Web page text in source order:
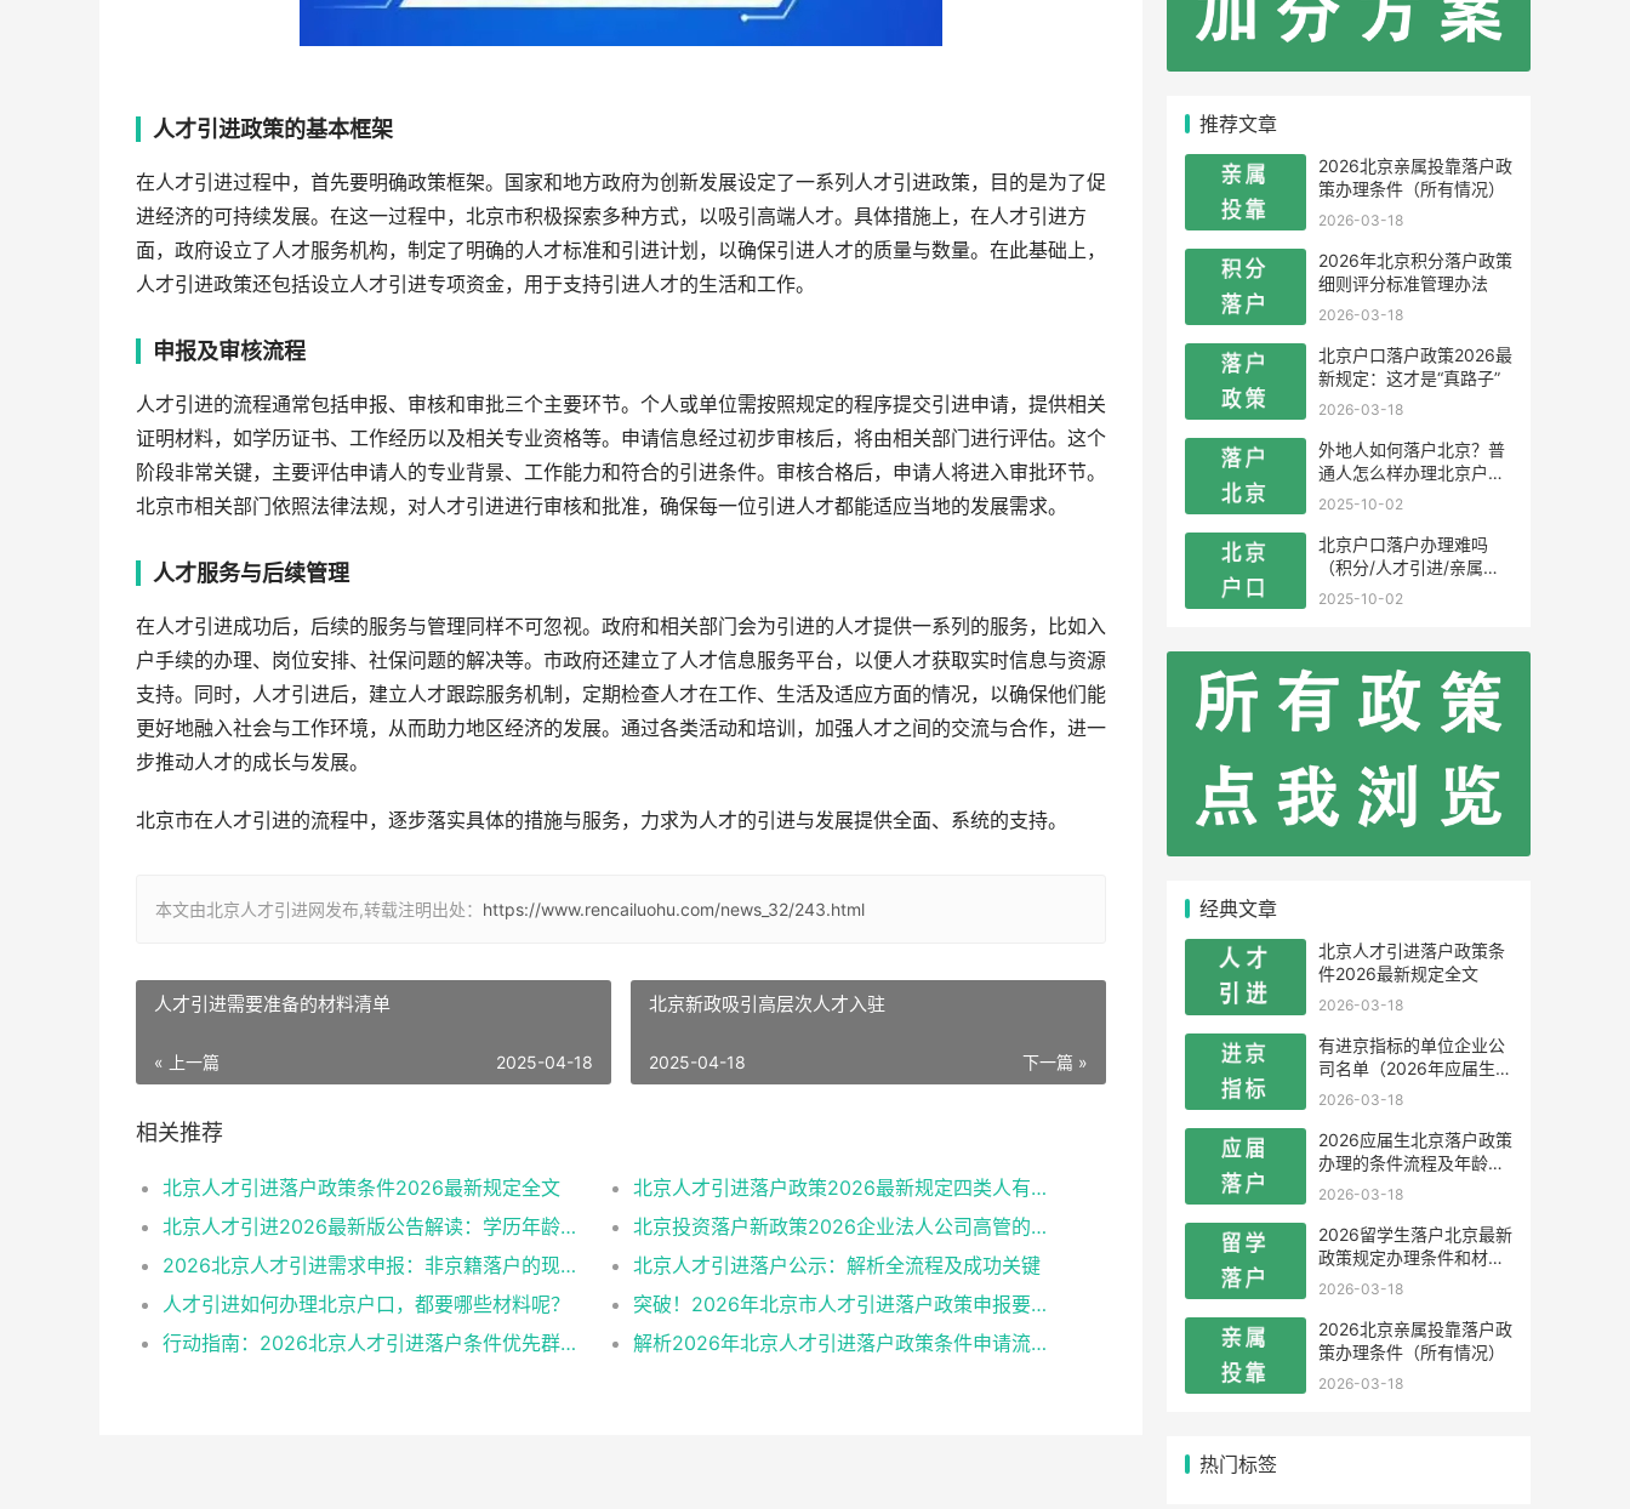
人才引进政策的基本框架
在人才引进过程中，首先要明确政策框架。国家和地方政府为创新发展设定了一系列人才引进政策，目的是为了促
进经济的可持续发展。在这一过程中，北京市积极探索多种方式，以吸引高端人才。具体措施上，在人才引进方
面，政府设立了人才服务机构，制定了明确的人才标准和引进计划，以确保引进人才的质量与数量。在此基础上，
人才引进政策还包括设立人才引进专项资金，用于支持引进人才的生活和工作。
申报及审核流程
人才引进的流程通常包括申报、审核和审批三个主要环节。个人或单位需按照规定的程序提交引进申请，提供相关
证明材料，如学历证书、工作经历以及相关专业资格等。申请信息经过初步审核后，将由相关部门进行评估。这个
阶段非常关键，主要评估申请人的专业背景、工作能力和符合的引进条件。审核合格后，申请人将进入审批环节。
北京市相关部门依照法律法规，对人才引进进行审核和批准，确保每一位引进人才都能适应当地的发展需求。
人才服务与后续管理
在人才引进成功后，后续的服务与管理同样不可忽视。政府和相关部门会为引进的人才提供一系列的服务，比如入
户手续的办理、岗位安排、社保问题的解决等。市政府还建立了人才信息服务平台，以便人才获取实时信息与资源
支持。同时，人才引进后，建立人才跟踪服务机制，定期检查人才在工作、生活及适应方面的情况，以确保他们能
更好地融入社会与工作环境，从而助力地区经济的发展。通过各类活动和培训，加强人才之间的交流与合作，进一
步推动人才的成长与发展。
北京市在人才引进的流程中，逐步落实具体的措施与服务，力求为人才的引进与发展提供全面、系统的支持。
本文由北京人才引进网发布,转载注明出处： https://www.rencailuohu.com/news_32/243.html
人才引进需要准备的材料清单
« 上一篇 2025-04-18
北京新政吸引高层次人才入驻
下一篇 »
2025-04-18
相关推荐
北京人才引进落户政策条件2026最新规定全文
北京人才引进落户政策2026最新规定四类人有资格
北京人才引进2026最新版公告解读：学历年龄是门槛
北京投资落户新政策2026企业法人公司高管的福音
2026北京人才引进需求申报：非京籍落户的现状与困境
北京人才引进落户公示：解析全流程及成功关键
人才引进如何办理北京户口，都要哪些材料呢？
突破！2026年北京市人才引进落户政策申报要求操作指南
行动指南：2026北京人才引进落户条件优先群体政策红利
解析2026年北京人才引进落户政策条件申请流程材料准备
推荐文章
2026北京亲属投靠落户政
策办理条件（所有情况）
2026-03-18
2026年北京积分落户政策
细则评分标准管理办法
2026-03-18
北京户口落户政策2026最
新规定：这才是“真路子”
2026-03-18
外地人如何落户北京？普
通人怎么样办理北京户
口？
2025-10-02
北京户口落户办理难吗
（积分/人才引进/亲属投
靠）
2025-10-02
经典文章
北京人才引进落户政策条
件2026最新规定全文
2026-03-18
有进京指标的单位企业公
司名单（2026年应届生留
学生）
2026-03-18
2026应届生北京落户政策
办理的条件流程及年龄限
制
2026-03-18
2026留学生落户北京最新
政策规定办理条件和材料
及流程
2026-03-18
2026北京亲属投靠落户政
策办理条件（所有情况）
2026-03-18
热门标签